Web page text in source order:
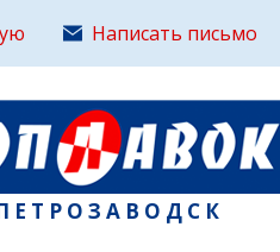
Написать письмо